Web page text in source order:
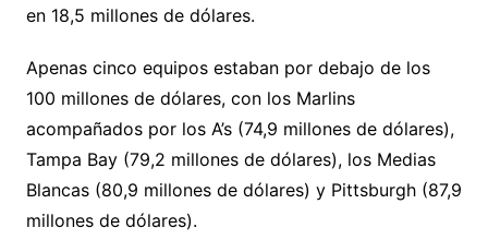
en 18,5 millones de dólares.
Apenas cinco equipos estaban por debajo de los
100 millones de dólares, con los Marlins
acompañados por los A’s (74,9 millones de dólares),
Tampa Bay (79,2 millones de dólares), los Medias
Blancas (80,9 millones de dólares) y Pittsburgh (87,9
millones de dólares).